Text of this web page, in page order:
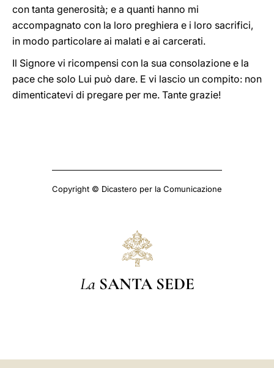
con tanta generosità; e a quanti hanno mi
accompagnato con la loro preghiera e i loro sacrifici,
in modo particolare ai malati e ai carcerati.
Il Signore vi ricompensi con la sua consolazione e la
pace che solo Lui può dare. E vi lascio un compito: non
dimenticatevi di pregare per me. Tante grazie!
Copyright © Dicastero per la Comunicazione
La SANTA SEDE